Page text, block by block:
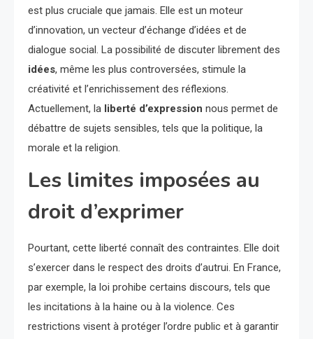
est plus cruciale que jamais. Elle est un moteur
d’innovation, un vecteur d’échange d’idées et de
dialogue social. La possibilité de discuter librement des
idées, même les plus controversées, stimule la
créativité et l’enrichissement des réflexions.
Actuellement, la liberté d’expression nous permet de
débattre de sujets sensibles, tels que la politique, la
morale et la religion.
Les limites imposées au
droit d’exprimer
Pourtant, cette liberté connaît des contraintes. Elle doit
s’exercer dans le respect des droits d’autrui. En France,
par exemple, la loi prohibe certains discours, tels que
les incitations à la haine ou à la violence. Ces
restrictions visent à protéger l’ordre public et à garantir